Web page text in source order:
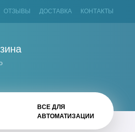
ОТЗЫВЫ ДОСТАВКА КОНТАКТЫ
ВСЕ ДЛЯ
АВТОМАТИЗАЦИИ